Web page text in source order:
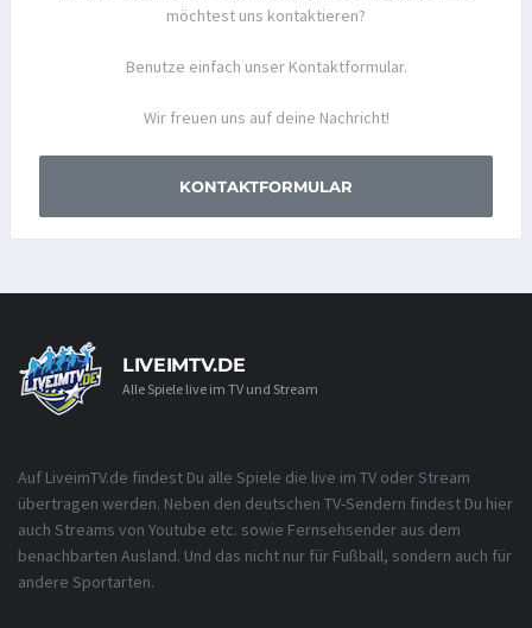
möchtest uns kontaktieren?
Benutze einfach unser Kontaktformular.
Wir freuen uns auf deine Nachricht!
KONTAKTFORMULAR
LIVEIMTV.DE
Alle Spiele live im TV und Stream
Auf LiveimTV.de findest Du alle Spiele die live im TV oder Stream
übertragen werden. Neben den deutschen TV-Sendern findest Du hier
auch Streams von Youtube etc. sowie Fernsehsender aus dem
benachbarten Ausland. Und das nicht nur für Fußball, sondern auch für
andere Sportarten.